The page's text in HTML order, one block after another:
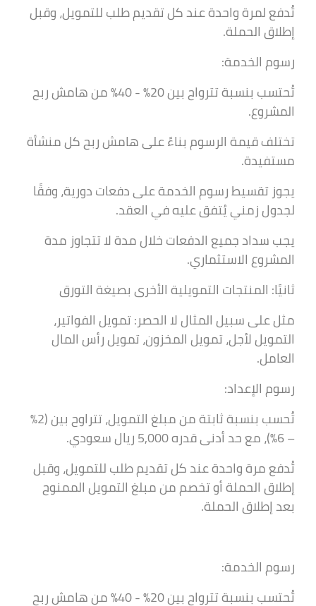
تُدفع لمرة واحدة عند كل تقديم طلب للتمويل، وقبل
إطلاق الحملة.
رسوم الخدمة:
تُحتسب بنسبة تترواح بين 20% - 40% من هامش ربح
المشروع.
تختلف قيمة الرسوم بناءً على هامش ربح كل منشأة
مستفيدة.
يجوز تقسيط رسوم الخدمة على دفعات دورية، وفقًا
لجدول زمني يُتفق عليه في العقد.
يجب سداد جميع الدفعات خلال مدة لا تتجاوز مدة
المشروع الاستثماري.
ثانيًا: المنتجات التمويلية الأخرى بصيغة التورق
مثل على سبيل المثال لا الحصر: تمويل الفواتير،
التمويل لأجل، تمويل المخزون، تمويل رأس المال
العامل.
رسوم الإعداد:
تُحسب بنسبة ثابتة من مبلغ التمويل، تتراوح بين (2%
– 6%)، مع حد أدنى قدره 5,000 ريال سعودي.
تُدفع مرة واحدة عند كل تقديم طلب للتمويل، وقبل
إطلاق الحملة أو تخصم من مبلغ التمويل الممنوح
بعد إطلاق الحملة.
رسوم الخدمة:
تُحتسب بنسبة تترواح بين 20% - 40% من هامش ربح